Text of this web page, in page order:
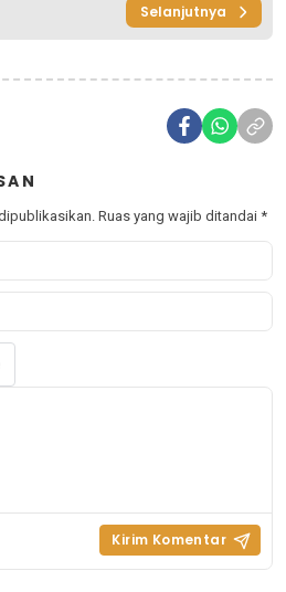
Selanjutnya
Ruas yang wajib ditandai *